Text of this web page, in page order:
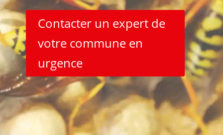
Contacter un expert de
votre commune en
urgence